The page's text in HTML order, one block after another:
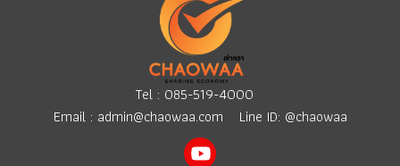
Tel : 085-519-4000
Email : admin@chaowaa.com Line ID: @chaowaa